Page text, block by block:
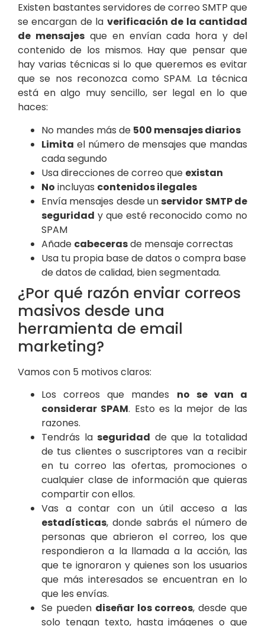
Existen bastantes servidores de correo SMTP que
se encargan de la verificación de la cantidad
de mensajesque en envían cada hora y del
contenido de los mismos. Hay que pensar que
hay varias técnicas si lo que queremos es evitar
que se nos reconozca como SPAM. La técnica
está en algo muy sencillo, ser legal en lo que
haces:
No mandes más de 500 mensajes diarios
Limita el número de mensajes que mandas
cada segundo
Usa direcciones de correo que existan
No incluyas contenidos ilegales
Envía mensajes desde unservidor SMTP de
seguridad y que esté reconocido como no
SPAM
Añade cabecerasde mensaje correctas
Usa tu propia base de datos o compra base
de datos de calidad, bien segmentada.
¿Por qué razón enviar correos
masivos desde una
herramienta de email
marketing?
Vamos con 5 motivos claros:
Los correos que mandes no se van a
considerar SPAM. Esto es la mejor de las
razones.
Tendrás la seguridad de que la totalidad
de tus clientes o suscriptores van a recibir
en tu correo las ofertas, promociones o
cualquier clase de información que quieras
compartir con ellos.
Vas a contar con un útil acceso a las
estadísticas, donde sabrás el número de
personas que abrieron el correo, los que
respondieron a la llamada a la acción, las
que te ignoraron y quienes son los usuarios
que más interesados se encuentran en lo
que les envías.
Se pueden diseñar los correos, desde que
solo tengan texto, hasta imágenes o que